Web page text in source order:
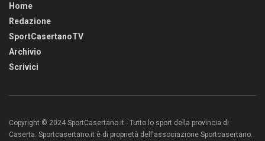
Home
Redazione
SportCasertanoTV
Archivio
Scrivici
Copyright © 2024 SportCasertano.it - Tutto lo sport della provincia di
Caserta. Sportcasertano.it è di proprietà dell'associazione Sportcasertano.